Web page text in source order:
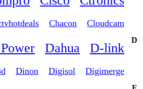
Cloudcam
Chacon
D
D-link
Dahua
Digimerge
Digisol
Dinon